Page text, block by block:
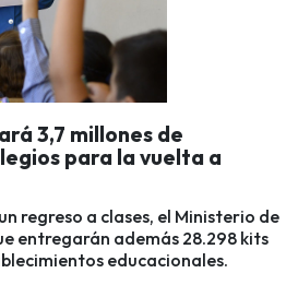
3,7 millones de
para la vuelta a
regreso a clases, el Ministerio de
entregarán además 28.298 kits
educacionales.